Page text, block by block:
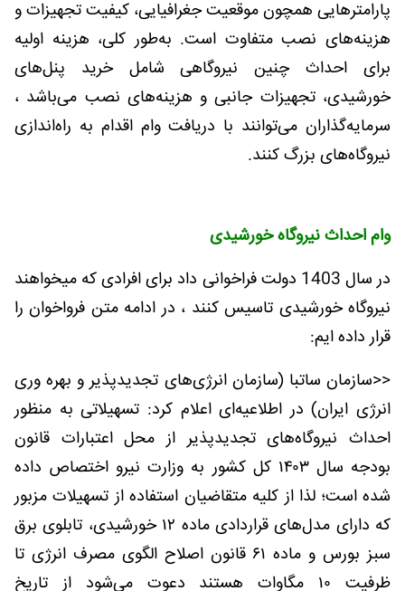
پارامترهایی همچون موقعیت جغرافیایی، کیفیت تجهیزات و
هزینه‌های نصب متفاوت است. به‌طور کلی، هزینه اولیه
برای احداث چنین نیروگاهی شامل خرید پنل‌های
خورشیدی، تجهیزات جانبی و هزینه‌های نصب می‌باشد ،
سرمایه‌گذاران می‌توانند با دریافت وام اقدام به راه‌اندازی
نیروگاه‌های بزرگ کنند.
وام احداث نیروگاه خورشیدی
در سال 1403 دولت فراخوانی داد برای افرادی که میخواهند
نیروگاه خورشیدی تاسیس کنند ، در ادامه متن فرواخوان را
قرار داده ایم:
<<سازمان ساتبا (سازمان انرژی‌های تجدیدپذیر و بهره وری
انرژی ایران) در اطلاعیه‌ای اعلام کرد: تسهیلاتی به منظور
احداث نیروگاه‌های تجدیدپذیر از محل اعتبارات قانون
بودجه سال ۱۴۰۳ کل کشور به وزارت نیرو اختصاص داده
شده است؛ لذا از کلیه متقاضیان استفاده از تسهیلات مزبور
که دارای مدل‌های قراردادی ماده ۱۲ خورشیدی، تابلوی برق
سبز بورس و ماده ۶۱ قانون اصلاح الگوی مصرف انرژی تا
ظرفیت ۱۰ مگاوات هستند دعوت می‌شود از تاریخ